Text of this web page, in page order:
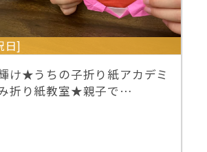
日]
け★うちの子折り紙アカデミ
折り紙教室★親子で…